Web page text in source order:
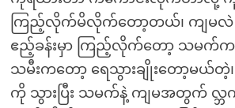
ကြည့်လိုက်မိလိုက်တော့တယ်၊ ကျမလဲ
ဧည့်ခန်းမှာ ကြည့်လိုက်တော့ သမက်က အိ
သမီးကတော့ ရေသွားချိုးတော့မယ်တဲ့၊
ကို သွားပြီး သမက်နဲ့ ကျမအတွက် လ္